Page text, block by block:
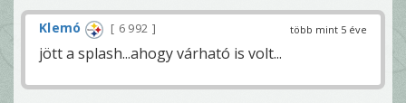
több mint 5 éve
Klemó 6 992
jött a splash...ahogy várható is volt...